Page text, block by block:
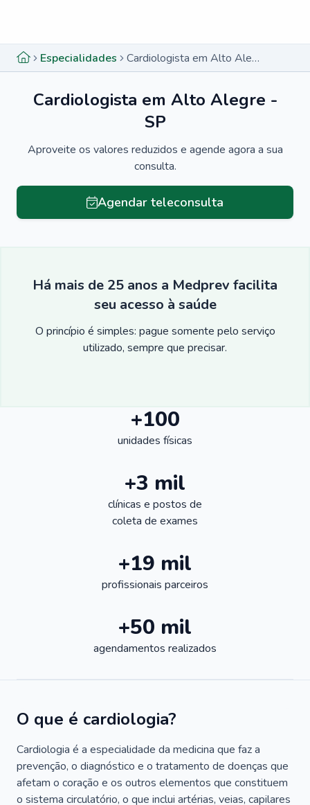
Especialidades Cardiologista em Alto Alegre - SP
Cardiologista em Alto Alegre -
SP
Aproveite os valores reduzidos e agende agora a sua
consulta.
Agendar teleconsulta
Há mais de 25 anos a Medprev facilita
seu acesso à saúde
O princípio é simples: pague somente pelo serviço
utilizado, sempre que precisar.
+100
unidades físicas
+3 mil
clínicas e postos de
coleta de exames
+19 mil
profissionais parceiros
+50 mil
agendamentos realizados
O que é cardiologia?
Cardiologia é a especialidade da medicina que faz a
prevenção, o diagnóstico e o tratamento de doenças que
afetam o coração e os outros elementos que constituem
o sistema circulatório, o que inclui artérias, veias, capilares